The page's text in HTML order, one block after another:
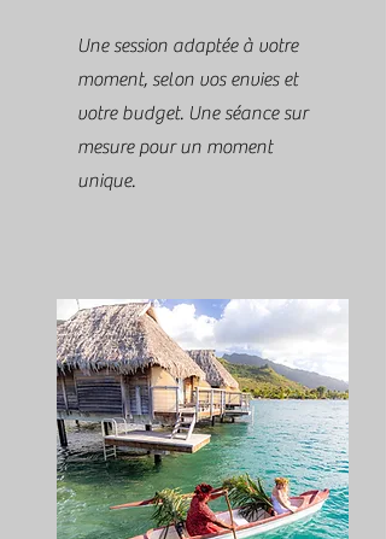
Une session adaptée à votre
moment, selon vos envies et
votre budget. Une séance sur
mesure pour un moment
unique.